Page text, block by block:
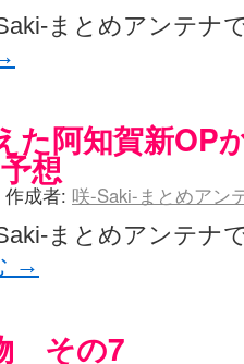
まとめアンテナ
た阿知賀新OP
想
作成者: 咲-Saki-まとめアン
まとめアンテナ
→
その7